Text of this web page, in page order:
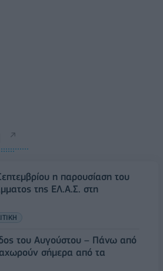
η παρουσίαση του
της ΕΛ.Α.Σ. στη
του Αυγούστου – Πάνω από
σήμερα από τα